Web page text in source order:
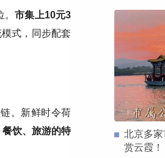
。市集上10元3
式，同步配套
。新鲜时令荷
饮、旅游的特
北京多
赏云霞！